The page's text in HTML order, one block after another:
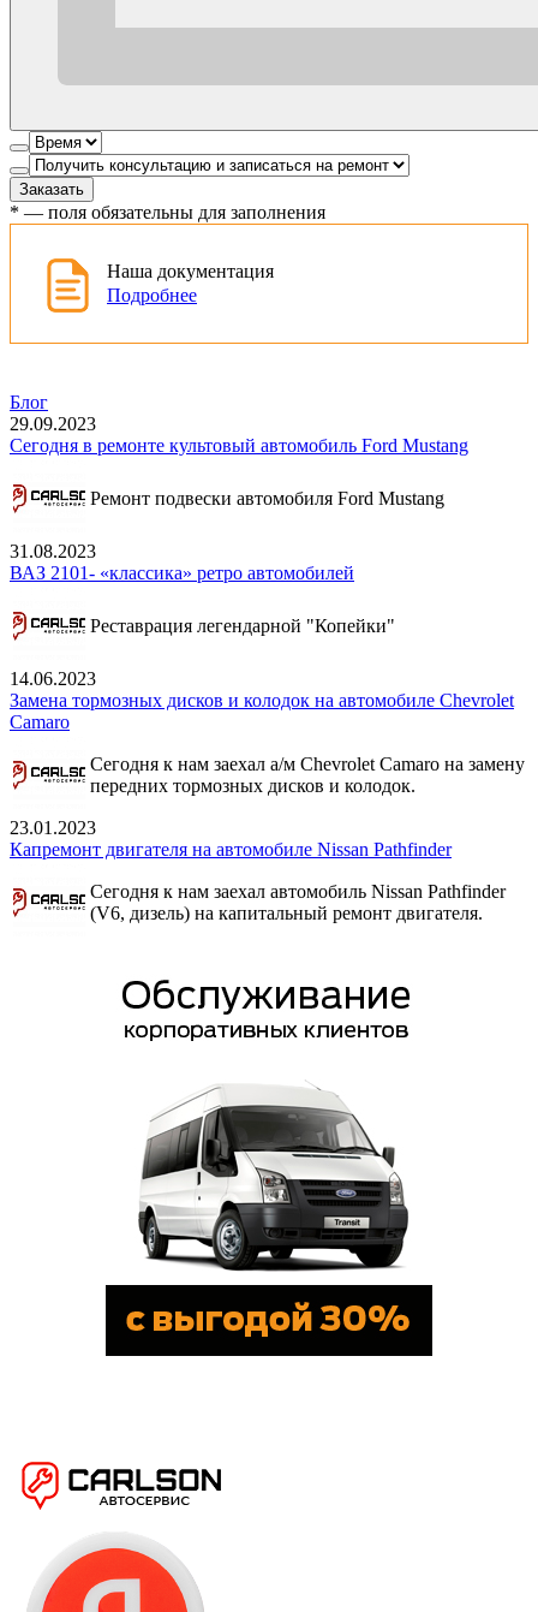
Заказать
* — поля обязательны для заполнения
Наша документация
Подробнее
Блог
29.09.2023
Сегодня в ремонте культовый автомобиль Ford Mustang
Ремонт подвески автомобиля Ford Mustang
31.08.2023
ВАЗ 2101- «классика» ретро автомобилей
Реставрация легендарной "Копейки"
14.06.2023
Замена тормозных дисков и колодок на автомобиле Chevrolet
Camaro
Сегодня к нам заехал а/м Chevrolet Camaro на замену
передних тормозных дисков и колодок.
23.01.2023
Капремонт двигателя на автомобиле Nissan Pathfinder
Сегодня к нам заехал автомобиль Nissan Pathfinder
(V6, дизель) на капитальный ремонт двигателя.